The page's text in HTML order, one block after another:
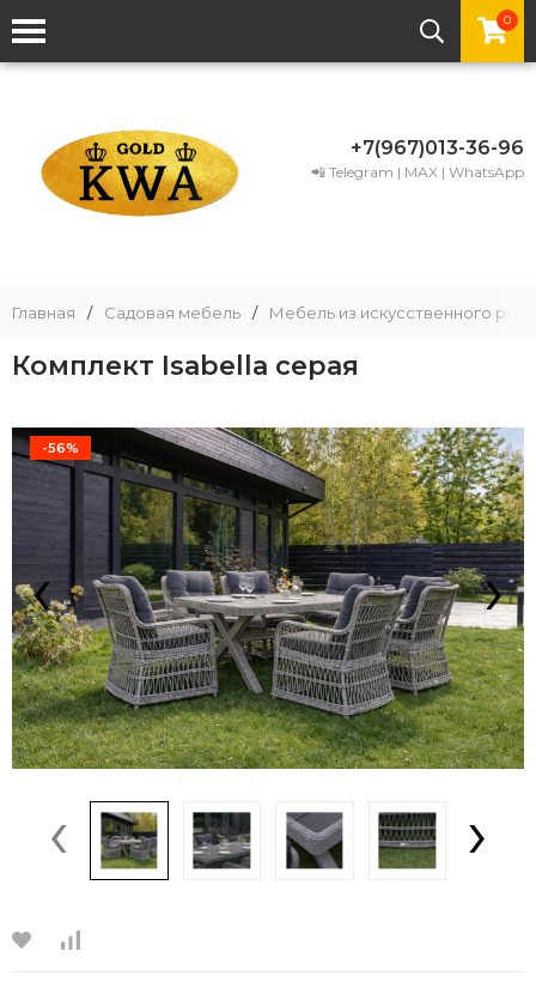
0
+7(967)013-36-96
📲 Telegram | MAX | WhatsApp
Главная / Садовая мебель / Мебель из искусственного
Комплект Isabella серая
-56%
‹ ›
‹ ›